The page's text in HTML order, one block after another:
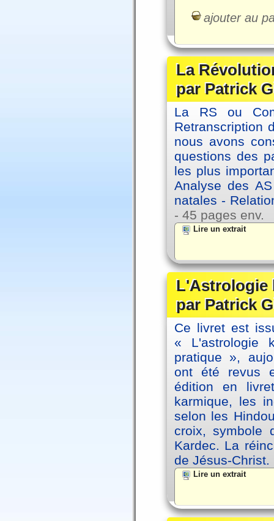
ajouter au
La
par Patrick
La RS ou
Retranscription
nous avons
questions des
les plus
Analyse des
natales -
- 45 pages env.
Lire un extrait
L'Astrologie
par Patrick
Ce livret est
« L'astrologie
pratique »,
ont été revus
édition en
karmique, les
selon les
croix, symbole
Kardec. La
de Jésus-Christ.
Lire un extrait